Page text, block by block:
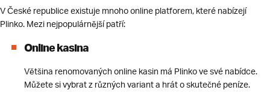
V České republice existuje mnoho online platforem, které nabízejí
Plinko. Mezi nejpopulárnější patří:
Online kasina
Většina renomovaných online kasin má Plinko ve své nabídce.
Můžete si vybrat z různých variant a hrát o skutečné peníze.